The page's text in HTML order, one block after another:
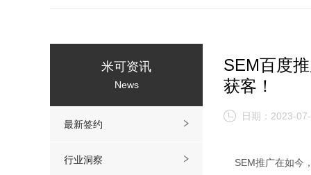
米可资讯
News
最新签约
行业洞察
SEM百度
获客！
日期：2023-
SEM推广在如今